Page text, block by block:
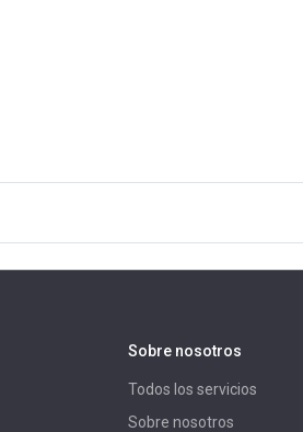
Sobre nosotros
Todos los servicios
Sobre nosotros